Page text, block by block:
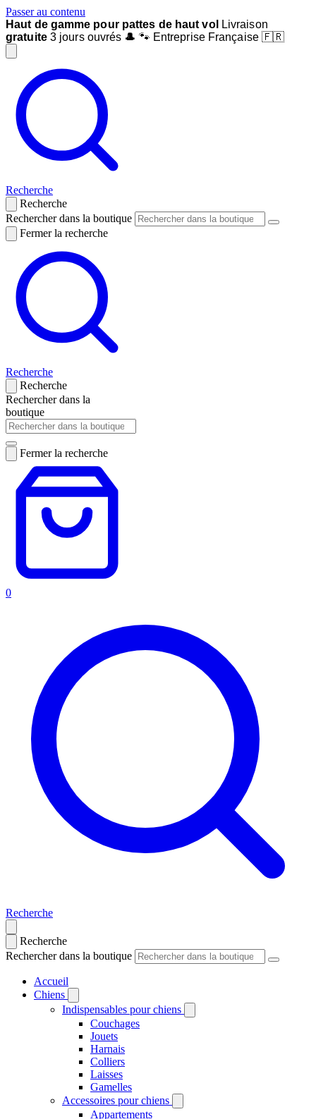
Passer au contenu
Haut de gamme pour pattes de haut vol
Livraison
gratuite 3 jours ouvrés 🎩 🐾 Entreprise Française 🇫🇷
Recherche
Recherche
Rechercher dans la boutique
Fermer la recherche
Recherche
Recherche
Rechercher dans la
boutique
Fermer la recherche
0
Recherche
Recherche
Rechercher dans la boutique
Accueil
Chiens
Indispensables pour chiens
Couchages
Jouets
Harnais
Colliers
Laisses
Gamelles
Accessoires pour chiens
Appartements